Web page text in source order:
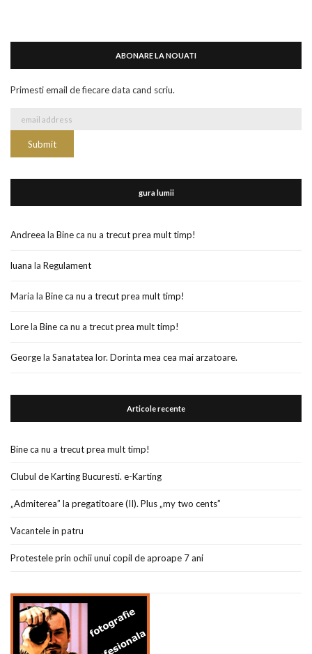
ABONARE LA NOUATI
Primesti email de fiecare data cand scriu.
gura lumii
Andreea la Bine ca nu a trecut prea mult timp!
luana la Regulament
Maria la Bine ca nu a trecut prea mult timp!
Lorela Bine ca nu a trecut prea mult timp!
Georgela Sanatatea lor. Dorinta mea cea mai arzatoare.
Articole recente
Bine ca nu a trecut prea mult timp!
Clubul de Karting Bucuresti. e-Karting
„Admiterea” la pregatitoare (II). Plus „my two cents”
Vacantele in patru
Protestele prin ochii unui copil de aproape 7 ani